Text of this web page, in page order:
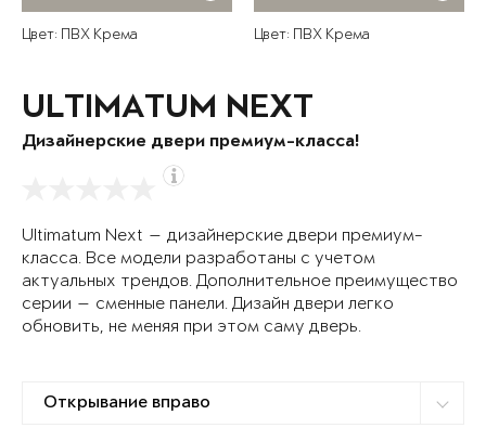
Цвет: ПВХ Крема Цвет: ПВХ Крема
ULTIMATUM NEXT
Дизайнерские двери премиум-класса!
Ultimatum Next — дизайнерские двери премиум-
класса. Все модели разработаны с учетом
актуальных трендов. Дополнительное преимущество
серии — сменные панели. Дизайн двери легко
обновить, не меняя при этом саму дверь.